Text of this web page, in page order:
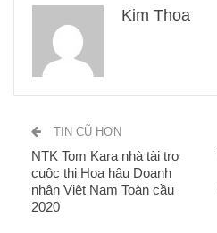
Kim Thoa
TIN CŨ HƠN
NTK Tom Kara nhà tài trợ
cuộc thi Hoa hậu Doanh
nhân Việt Nam Toàn cầu
2020